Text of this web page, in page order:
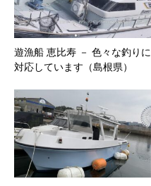
遊漁船 恵比寿 － 色々な釣りに
対応しています（島根県）